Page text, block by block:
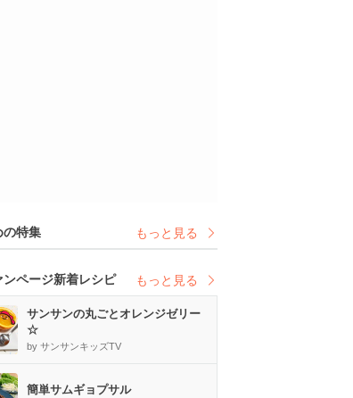
の特集 もっと見る
ンページ新着レシピ もっと見る
サンサンの丸ごとオレンジゼリー
☆
by サンサンキッズTV
簡単サムギョプサル